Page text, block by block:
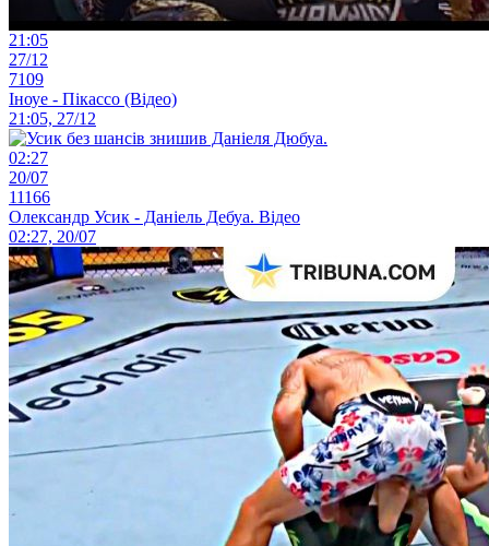
21:05
27/12
7109
Іноуе - Пікассо (Відео)
21:05, 27/12
02:27
20/07
11166
Олександр Усик - Даніель Дебуа. Відео
02:27, 20/07